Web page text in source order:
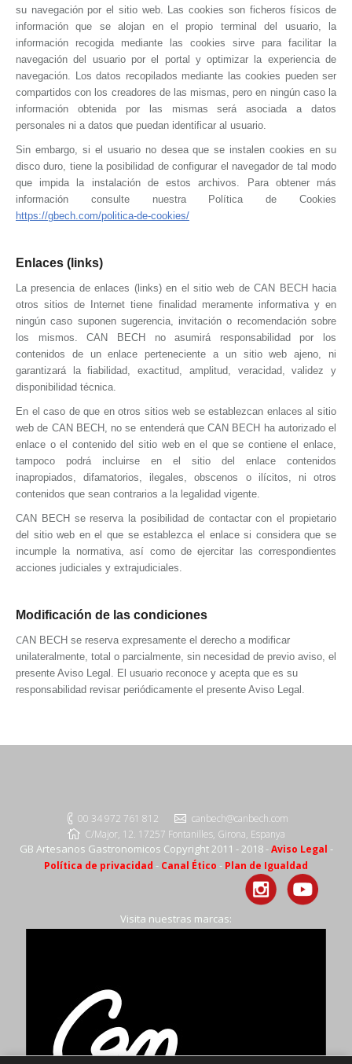
su navegación por el sitio web. Las cookies son ficheros físicos de
información que se alojan en el propio terminal del usuario, la
información recogida mediante las cookies sirve para facilitar la
navegación del usuario por el portal y optimizar la experiencia de
navegación. Los datos recopilados mediante las cookies pueden ser
compartidos con los creadores de las mismas, pero en ningún caso la
información obtenida por las mismas será asociada a datos
personales ni a datos que puedan identificar al usuario.
Sin embargo, si el usuario no desea que se instalen cookies en su
disco duro, tiene la posibilidad de configurar el navegador de tal modo
que impida la instalación de estos archivos. Para obtener más
información consulte nuestra Política de Cookies
https://gbech.com/politica-de-cookies/
Enlaces (links)
La presencia de enlaces (links) en el sitio web deCAN BECH hacia
otros sitios de Internet tiene finalidad meramente informativa y en
ningún caso suponen sugerencia, invitación o recomendación sobre
los mismos.CAN BECH
no asumirá responsabilidad por los
contenidos de un enlace perteneciente a un sitio web ajeno, ni
garantizará la fiabilidad, exactitud, amplitud, veracidad, validez y
disponibilidad técnica.
En el caso de que en otros sitios web se establezcan enlaces al sitio
web de CAN BECH , no se entenderá que CAN BECH ha autorizado el
enlace o el contenido del sitio web en el que se contiene el enlace,
tampoco podrá incluirse en el sitio del enlace contenidos
inapropiados, difamatorios, ilegales, obscenos o ilícitos, ni otros
contenidos que sean contrarios a la legalidad vigente.
CAN BECH se reserva la posibilidad de contactar con el propietario
del sitio web en el que se establezca el enlace si considera que se
incumple la normativa, así como de ejercitar las correspondientes
acciones judiciales y extrajudiciales.
Modificación de las condiciones
CAN BECH se reserva expresamente el derecho a modificar
unilateralmente, total o parcialmente, sin necesidad de previo aviso, el
presente Aviso Legal. El usuario reconoce y acepta que es su
responsabilidad revisar periódicamente el presente Aviso Legal.
00 34 972 761 812
canbech@canbech.com
C/Major, 12. 17257 Fontanilles, Girona, Espanya
GB Artesanos Gastronomicos Copyright 2011 - 2018 -Aviso Legal -
Política de privacidad - Canal Ético - Plan de Igualdad
Visita nuestras marcas: